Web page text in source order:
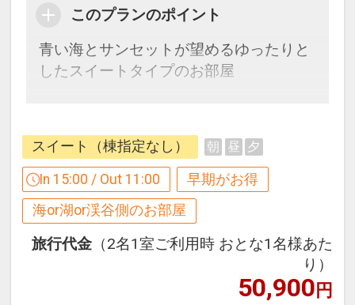
このプランのポイント
青い海とサンセットが望めるゆったりと
したスイートタイプのお部屋
込割引がございます
ご宿泊の１２０日前までにお申し込みに
なると
１泊につきおひとり様２，０００円引
※早期申込期間を過ぎてからの変更（人
数の内訳・客室タイプ・食事条件・プラ
ン・氏名・人員・泊数の増減等の変更）
スイート（棟指定なし） 朝 昼 夕
In 15:00 / Out 11:00
早期がお得
海or湖or渓谷側のお部屋
旅行代金 （2名1室ご利用時 おとな1名様あた
り）
50,900円